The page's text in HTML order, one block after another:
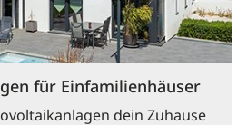
für Einfamilienhäuser
dein Zuhause